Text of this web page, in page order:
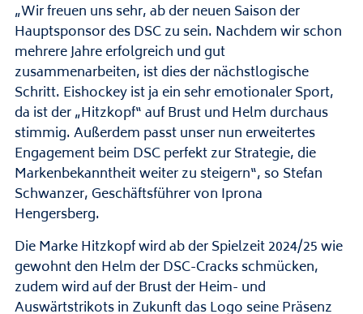
„Wir freuen uns sehr, ab der neuen Saison der
Hauptsponsor des DSC zu sein. Nachdem wir schon
mehrere Jahre erfolgreich und gut
zusammenarbeiten, ist dies der nächstlogische
Schritt. Eishockey ist ja ein sehr emotionaler Sport,
da ist der „Hitzkopf“ auf Brust und Helm durchaus
stimmig. Außerdem passt unser nun erweitertes
Engagement beim DSC perfekt zur Strategie, die
Markenbekanntheit weiter zu steigern“, so Stefan
Schwanzer, Geschäftsführer von Iprona
Hengersberg.
Die Marke Hitzkopf wird ab der Spielzeit 2024/25 wie
gewohnt den Helm der DSC-Cracks schmücken,
zudem wird auf der Brust der Heim- und
Auswärtstrikots in Zukunft das Logo seine Präsenz